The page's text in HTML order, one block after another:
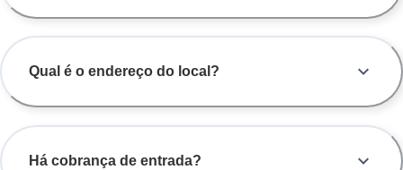
Qual é o endereço do local?
Há cobrança de entrada?